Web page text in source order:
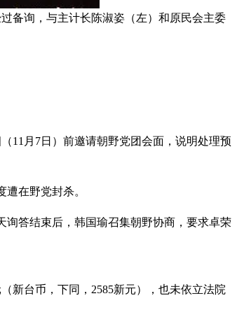
备询，与主计长陈淑姿（左）和原民会主委
11月7日）前邀请朝野党团会面，说明处理预
在野党封杀。
询答结束后，韩国瑜召集朝野协商，要求卓荣
新台币，下同，2585新元），也未依立法院